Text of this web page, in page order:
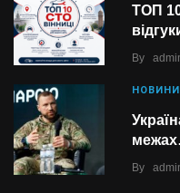
ТОП
By
НОВИНИ
By